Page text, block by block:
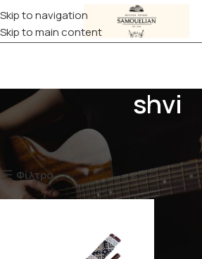
Skip to navigation
Skip to main content
shvi
Αρχική σελίδα
Προϊόντα με ετικέτα “shvi”
Εμφάνιση του μοναδικού αποτελέσματος
Φίλτρα